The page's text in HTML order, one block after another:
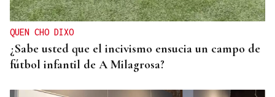
QUEN CHO DIXO
¿Sabe usted que el incivismo ensucia un campo de
fútbol infantil de A Milagrosa?